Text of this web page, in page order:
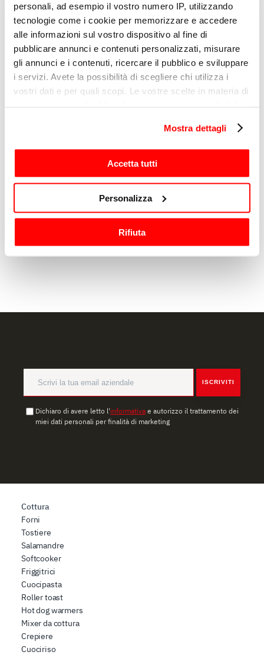
personali, ad esempio il vostro numero IP, utilizzando
tecnologie come i cookie per memorizzare e accedere
alle informazioni sul vostro dispositivo al fine di
pubblicare annunci e contenuti personalizzati, misurare
gli annunci e i contenuti, ricercare il pubblico e sviluppare
i servizi. Avete la possibilità di scegliere chi utilizza i
vostri dati e per quali scopi. Le vostre scelte in materia di
modificare o revocare il proprio consenso in qualsiasi
momento dalla Dichiarazione sui cookie o facendo clic
sull'icona di attivazione della privacy.
raccogliere informazioni sulla tua posizione
geografica, con un'approssimazione di qualche
Identificare il tuo dispositivo, scansionandolo
usufruire del servizio richiesto, per personalizzare
media e per analizzare il nostro traffico. Condividiamo
inoltre informazioni sul modo in cui l’utente utilizza il
Mostra dettagli
Accetta tutti
Personalizza
Rifiuta
indicato sub D) e E) dell'Informativa Privacy.
No
Profilazione
profilazione, come indicato sub E) e F)
No
Invia
ISCRIVITI
Dichiaro di avere letto l'informativa e autorizzo il trattamento dei
miei dati personali per finalità di marketing
Cottura
Forni
Tostiere
Salamandre
Softcooker
Friggitrici
Cuocipasta
Roller toast
Hot dog warmers
Mixer da cottura
Crepiere
Cuociriso